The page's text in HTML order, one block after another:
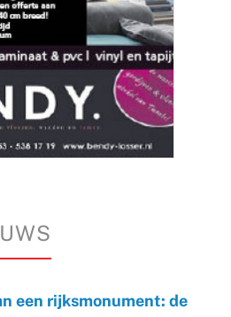
een rijksmonument: de